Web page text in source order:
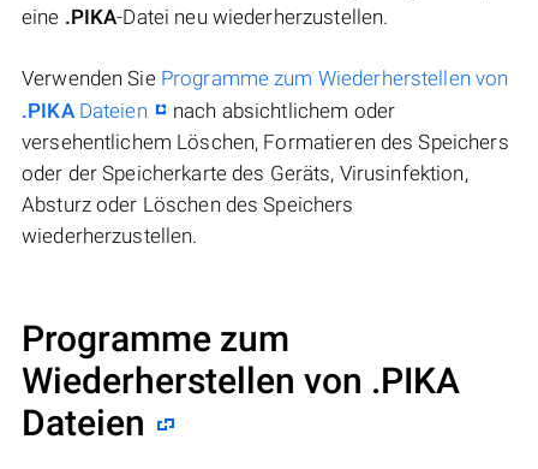
eine .PIKA-Datei neu wiederherzustellen.
Verwenden Sie Programme zum Wiederherstellen von
.PIKADateien
nach absichtlichem oder
versehentlichem Löschen, Formatieren des Speichers
oder der Speicherkarte des Geräts, Virusinfektion,
Absturz oder Löschen des Speichers
wiederherzustellen.
Programme zum
Wiederherstellen von .PIKA
Dateien